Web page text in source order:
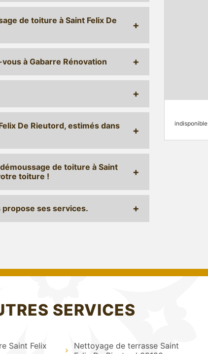
de toiture à Saint Felix De
à Gabarre Rénovation
De Rieutord, estimés dans
de toiture à Saint
toiture !
propose ses services.
indisponible
SERVICES
Saint Felix
Nettoyage de terrasse Saint